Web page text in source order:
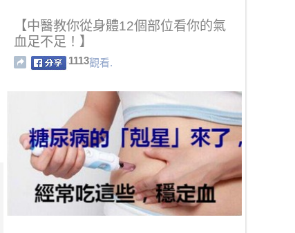
【中醫教你從身體12個部位看你的氣
血足不足！】
1113觀看.